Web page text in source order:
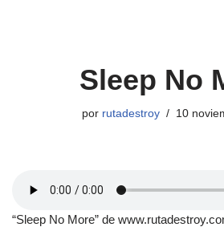
Sleep No
por rutadestroy 10
“Sleep No More” de